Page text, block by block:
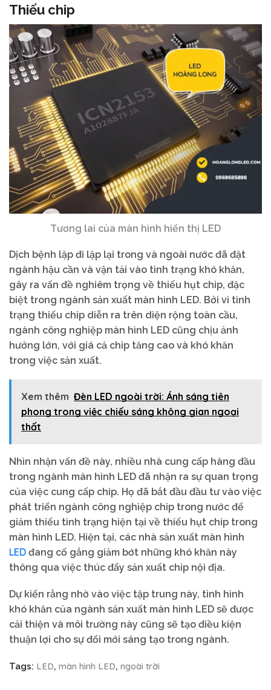
Thiếu chip
Tương lai của màn hình hiển thị LED
Dịch bệnh lặp đi lặp lại trong và ngoài nước đã đặt
ngành hậu cần và vận tải vào tình trạng khó khăn,
gây ra vấn đề nghiêm trọng về thiếu hụt chip, đặc
biệt trong ngành sản xuất màn hình LED. Bởi vì tình
trạng thiếu chip diễn ra trên diện rộng toàn cầu,
ngành công nghiệp màn hình LED cũng chịu ảnh
hưởng lớn, với giá cả chip tăng cao và khó khăn
trong việc sản xuất.
Xem thêm Đèn LED ngoài trời: Ánh sáng tiên
phong trong việc chiếu sáng không gian ngoại
thất
Nhìn nhận vấn đề này, nhiều nhà cung cấp hàng đầu
trong ngành màn hình LED đã nhận ra sự quan trọng
của việc cung cấp chip. Họ đã bắt đầu đầu tư vào việc
phát triển ngành công nghiệp chip trong nước để
giảm thiểu tình trạng hiện tại về thiếu hụt chip trong
màn hình LED. Hiện tại, các nhà sản xuất màn hình
LED đang cố gắng giảm bớt những khó khăn này
thông qua việc thúc đẩy sản xuất chip nội địa.
Dự kiến rằng nhờ vào việc tập trung này, tình hình
khó khăn của ngành sản xuất màn hình LED sẽ được
cải thiện và môi trường này cũng sẽ tạo điều kiện
thuận lợi cho sự đổi mới sáng tạo trong ngành.
Tags: LED, màn hình LED, ngoài trời